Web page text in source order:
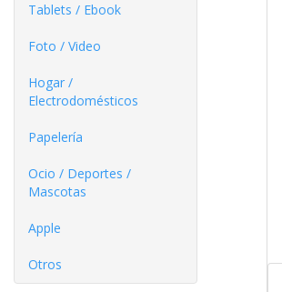
Tablets / Ebook
Foto / Video
Hogar /
Electrodomésticos
Papelería
Ocio / Deportes /
Mascotas
Apple
Otros